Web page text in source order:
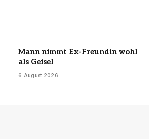
Mann nimmt Ex-Freundin wohl
als Geisel
6 August 2026